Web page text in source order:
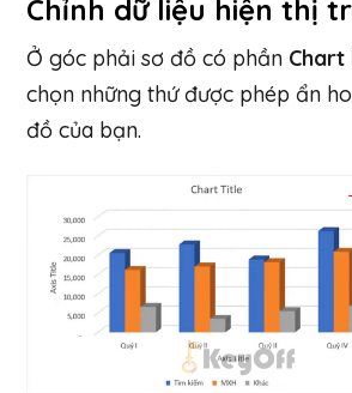
Chỉnh dữ liệu hiện thị
Ở góc phải sơ đồ có phần Chart
chọn những thứ được phép ẩn
đồ của bạn.